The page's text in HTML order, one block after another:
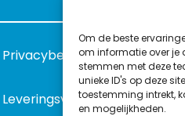
Om de beste
om informatie over je
stemmen met deze
unieke ID's op deze
toestemming intrekt,
en mogelijkheden.
Privacybeleid
Leveringsvoorwaarden